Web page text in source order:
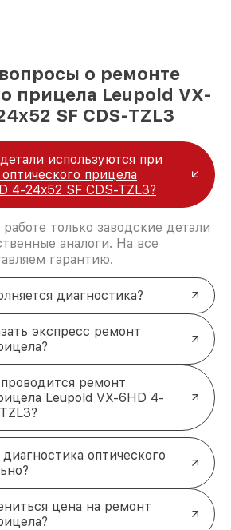
о ремонте
прицела Leupold VX-
SF CDS-TZL3
используются при
прицела
4-24x52 SF CDS-TZL3?
только заводские детали
аналоги. На все
гарантию.
диагностика?
экспресс ремонт
ремонт
Leupold VX-6HD 4-
оптического
цена на ремонт